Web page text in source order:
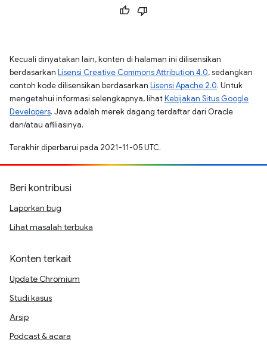
Kecuali dinyatakan lain, konten di halaman ini dilisensikan
berdasarkan Lisensi Creative Commons Attribution 4.0, sedangkan
contoh kode dilisensikan berdasarkan Lisensi Apache 2.0. Untuk
mengetahui informasi selengkapnya, lihatKebijakan Situs Google
Developers. Java adalah merek dagang terdaftar dari Oracle
dan/atau afiliasinya.
Terakhir diperbarui pada 2021-11-05 UTC.
Beri kontribusi
Laporkan bug
Lihat masalah terbuka
Konten terkait
Update Chromium
Studi kasus
Arsip
Podcast & acara